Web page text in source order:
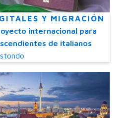
Y MIGRACIÓN
internacional para
de italianos